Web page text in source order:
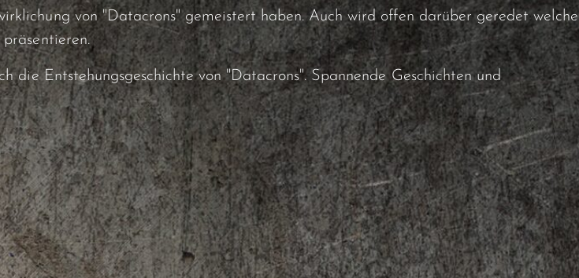
von "Datacrons" gemeistert haben. Auch wird offen darüber geredet welche
Entstehungsgeschichte von "Datacrons". Spannende Geschichten und